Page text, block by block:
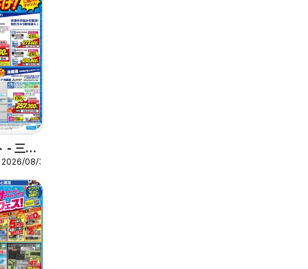
- 三菱
定値08/30